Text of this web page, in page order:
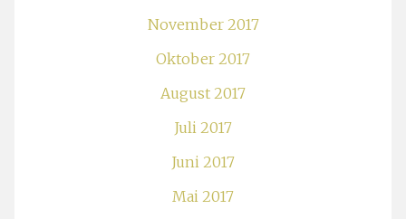
November 2017
Oktober 2017
August 2017
Juli 2017
Juni 2017
Mai 2017